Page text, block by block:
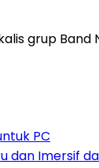
grup
PC
dan Imersif